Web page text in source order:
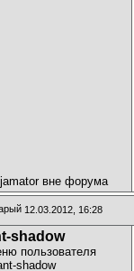
12.03.2012, 16:28
shadow